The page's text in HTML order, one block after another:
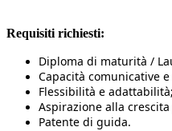
Requisiti richiesti:
Diploma di maturità /
Capacità comunicative
Flessibilità e adattabilità;
Aspirazione alla
Patente di guida.